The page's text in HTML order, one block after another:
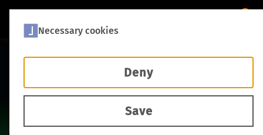
Necessary cookies
Deny
Save